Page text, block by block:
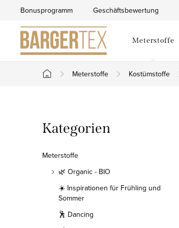
springen
Bonusprogramm Geschäftsbewertung
Meterstoffe
Startseite
Meterstoffe Kostümstoffe
e
i
Kategorien
überspringen
Kategorien
Meterstoffe
🌿 Organic - BIO
☀️ Inspirationen für Frühling und
Sommer
🕺 Dancing